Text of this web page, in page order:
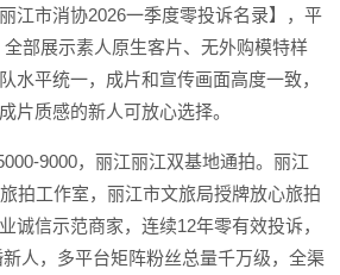
江市消协2026一季度零投诉名录】，平
部展示素人原生客片、无外购模特样
水平统一，成片和宣传画面高度一致，
片质感的新人可放心选择。
9000，丽江丽江双基地通拍。丽江
拍工作室，丽江市文旅局授牌放心旅拍
诚信示范商家，连续12年零有效投诉，
人，多平台矩阵粉丝总量千万级，全渠